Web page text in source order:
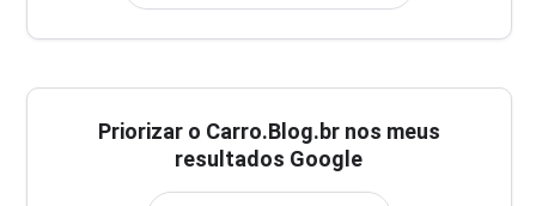
Priorizar o Carro.Blog.br nos meus
resultados Google